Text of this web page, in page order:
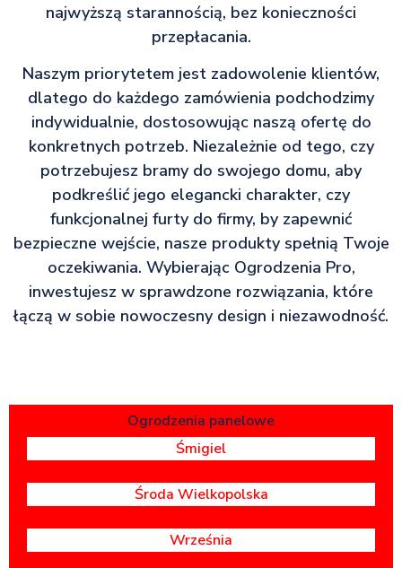
najwyższą starannością, bez konieczności
przepłacania.
Naszym priorytetem jest zadowolenie klientów,
dlatego do każdego zamówienia podchodzimy
indywidualnie, dostosowując naszą ofertę do
konkretnych potrzeb. Niezależnie od tego, czy
potrzebujesz bramy do swojego domu, aby
podkreślić jego elegancki charakter, czy
funkcjonalnej furty do firmy, by zapewnić
bezpieczne wejście, nasze produkty spełnią Twoje
oczekiwania. Wybierając Ogrodzenia Pro,
inwestujesz w sprawdzone rozwiązania, które
łączą w sobie nowoczesny design i niezawodność.
Ogrodzenia panelowe
Śmigiel
Środa Wielkopolska
Września